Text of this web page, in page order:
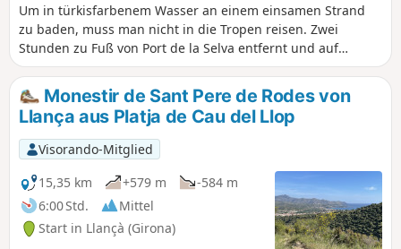
Um in türkisfarbenem Wasser an einem einsamen Strand
zu baden, muss man nicht in die Tropen reisen. Zwei
Stunden zu Fuß von Port de la Selva entfernt und auf
halbem Weg zum Cap de Creus wartet eine hübsche Bucht
auf Sie. Das einzige Problem ist, dass Sie genauso lange
brauchen, um zurückzukommen und die Wohltat des
Badens zu vergessen. Aber der Ort ist es wert.
Monestir de Sant Pere de Rodes von
Llança aus Platja de Cau del Llop
Visorando-Mitglied
15,35 km
+579 m
-584 m
6:00 Std.
Mittel
Start in Llançà (Girona)